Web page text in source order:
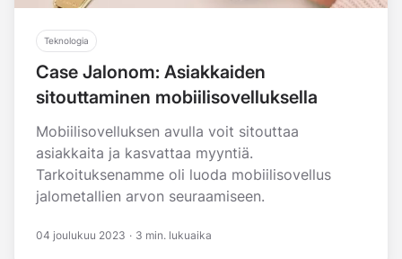
Teknologia
Case Jalonom: Asiakkaiden
sitouttaminen mobiilisovelluksella
Mobiilisovelluksen avulla voit sitouttaa
asiakkaita ja kasvattaa myyntiä.
Tarkoituksenamme oli luoda mobiilisovellus
jalometallien arvon seuraamiseen.
04 joulukuu 2023 · 3 min. lukuaika